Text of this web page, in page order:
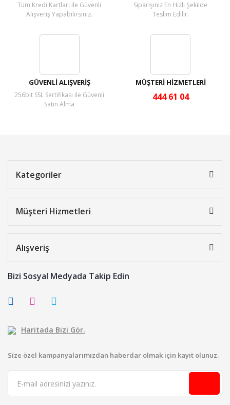
Tüm Kredi Kartları ile Güvenli
Alışveriş Yapabilirsiniz.
Siparişiniz En Hızlı Şekilde
Teslim Edilir.
GÜVENLİ ALIŞVERİŞ
256bit SSL Sertifikası ile Güvenli
Satın Alma
MÜŞTERİ HİZMETLERİ
444 61 04
Kategoriler
Müşteri Hizmetleri
Alışveriş
Bizi Sosyal Medyada Takip Edin
Haritada Bizi Gör.
Size özel kampanyalarımızdan haberdar olmak için kayıt olunuz.